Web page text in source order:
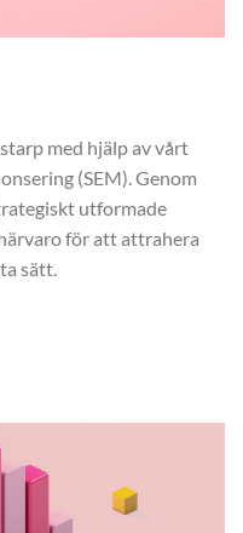
med hjälp av vårt
(SEM). Genom
utformade
för att attrahera
sätt.